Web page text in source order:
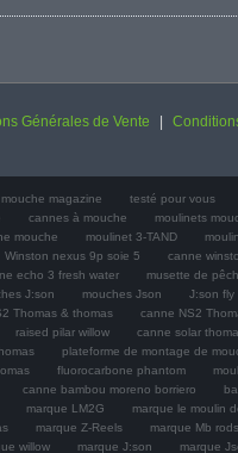
Générales de Vente
magazine
testé pour vous
cannes à mouche
moulinets
mouche
moulinet 3-TAND
Winston nexus 9p soie 5
canne
echo 3 fresh water
musette de
J:son mouches Json J:son fly
Thomas & thomas
canne NS2
raised pilar willow
canne solar
plateforme de montage de
fluorocarbone phantom
canne bambou moreno borriero
marque LM2G
marque le moulin
marque Z-Reels
marque Mb rods
willow marque J:son marque